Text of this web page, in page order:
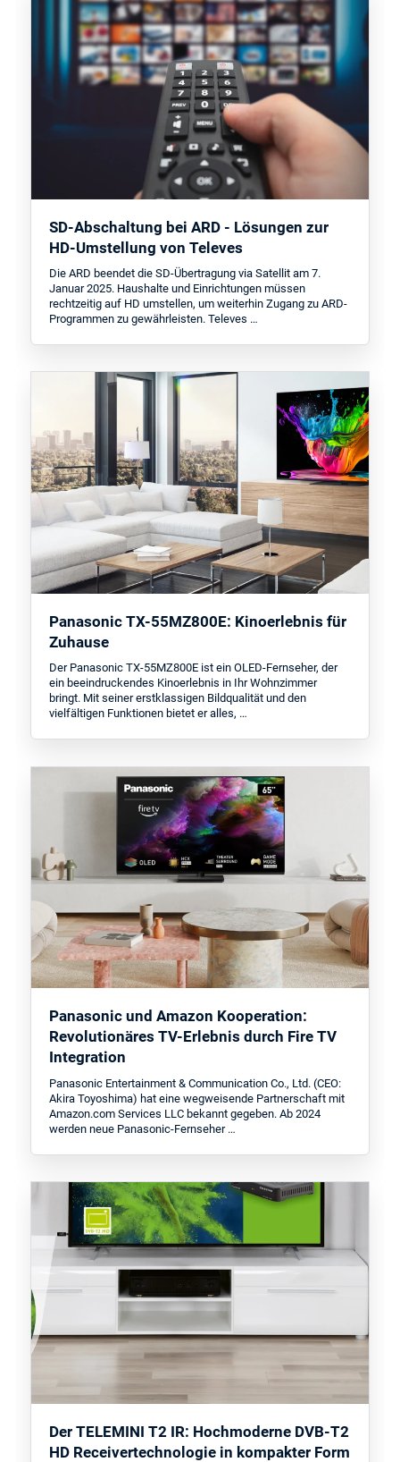
SD-Abschaltung bei ARD - Lösungen zur
HD-Umstellung von Televes
Die ARD beendet die SD-Übertragung via Satellit am 7.
Januar 2025. Haushalte und Einrichtungen müssen
rechtzeitig auf HD umstellen, um weiterhin Zugang zu ARD-
Programmen zu gewährleisten. Televes …
Panasonic TX-55MZ800E: Kinoerlebnis für
Zuhause
Der Panasonic TX-55MZ800E ist ein OLED-Fernseher, der
ein beeindruckendes Kinoerlebnis in Ihr Wohnzimmer
bringt. Mit seiner erstklassigen Bildqualität und den
vielfältigen Funktionen bietet er alles, …
Panasonic und Amazon Kooperation:
Revolutionäres TV-Erlebnis durch Fire TV
Integration
Panasonic Entertainment & Communication Co., Ltd. (CEO:
Akira Toyoshima) hat eine wegweisende Partnerschaft mit
Amazon.com Services LLC bekannt gegeben. Ab 2024
werden neue Panasonic-Fernseher …
Der TELEMINI T2 IR: Hochmoderne DVB-T2
HD Receivertechnologie in kompakter Form